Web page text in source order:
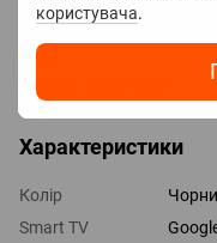
користувача.
Технології HDMI eARC,
Характеристики
Колір
Smart TV